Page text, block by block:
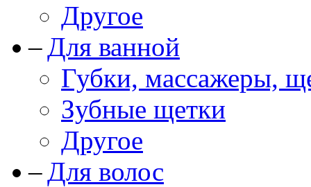
Другое
Для ванной
Губки, массажеры,
Зубные щетки
Другое
Для волос